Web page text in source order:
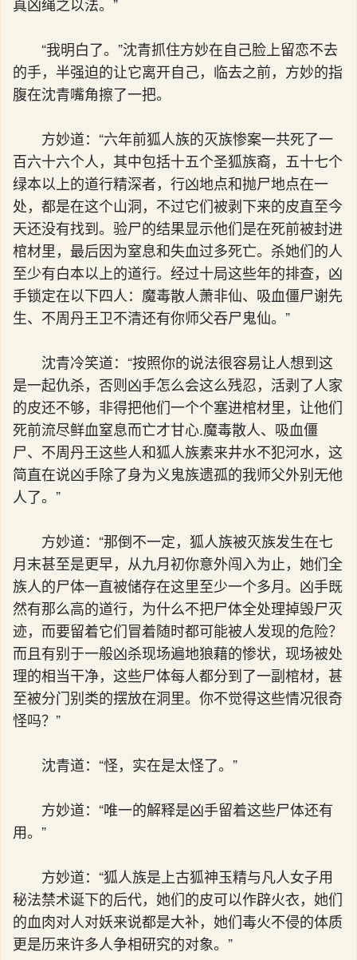
真凶绳之以法。”
“我明白了。”沈青抓住方妙在自己脸上留恋不去
的手，半强迫的让它离开自己，临去之前，方妙的指
腹在沈青嘴角擦了一把。
方妙道：“六年前狐人族的灭族惨案一共死了一
百六十六个人，其中包括十五个圣狐族裔，五十七个
绿本以上的道行精深者，行凶地点和抛尸地点在一
处，都是在这个山洞，不过它们被剥下来的皮直至今
天还没有找到。验尸的结果显示他们是在死前被封进
棺材里，最后因为窒息和失血过多死亡。杀她们的人
至少有白本以上的道行。经过十局这些年的排查，凶
手锁定在以下四人：魔毒散人萧非仙、吸血僵尸谢先
生、不周丹王卫不清还有你师父吞尸鬼仙。”
沈青冷笑道：“按照你的说法很容易让人想到这
是一起仇杀，否则凶手怎么会这么残忍，活剥了人家
的皮还不够，非得把他们一个个塞进棺材里，让他们
死前流尽鲜血窒息而亡才甘心.魔毒散人、吸血僵
尸、不周丹王这些人和狐人族素来井水不犯河水，这
简直在说凶手除了身为义鬼族遗孤的我师父外别无他
人了。”
方妙道：“那倒不一定，狐人族被灭族发生在七
月末甚至是更早，从九月初你意外闯入为止，她们全
族人的尸体一直被储存在这里至少一个多月。凶手既
然有那么高的道行，为什么不把尸体全处理掉毁尸灭
迹，而要留着它们冒着随时都可能被人发现的危险？
而且有别于一般凶杀现场遍地狼藉的惨状，现场被处
理的相当干净，这些尸体每人都分到了一副棺材，甚
至被分门别类的摆放在洞里。你不觉得这些情况很奇
怪吗？”
沈青道：“怪，实在是太怪了。”
方妙道：“唯一的解释是凶手留着这些尸体还有
用。”
方妙道：“狐人族是上古狐神玉精与凡人女子用
秘法禁术诞下的后代，她们的皮可以作辟火衣，她们
的血肉对人对妖来说都是大补，她们毒火不侵的体质
更是历来许多人争相研究的对象。”